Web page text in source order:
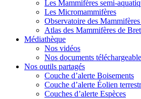
Les Mammifères semi-
Les Micromammifères
Observatoire des
Atlas des Mammifères de
Médiathèque
Nos vidéos
Nos documents
Nos outils partagés
Couche d’alerte Boisements
Couche d’alerte Éolien
Couches d’alerte Espèces